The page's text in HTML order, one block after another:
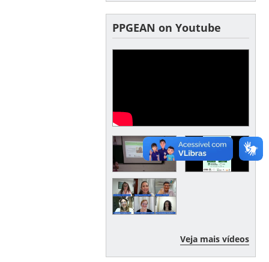
PPGEAN on Youtube
Veja mais vídeos